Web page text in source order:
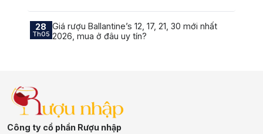
28
Th05
Giá rượu Ballantine’s 12, 17, 21, 30 mới nhất
2026, mua ở đâu uy tín?
Công ty cổ phần Rượu nhập